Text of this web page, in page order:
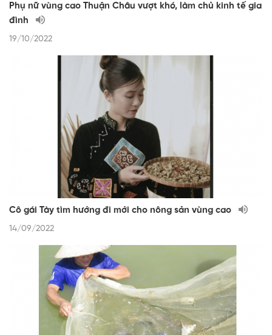
Phụ nữ vùng cao Thuận Châu vượt khó, làm chủ kinh tế gia
đình
19/10/2022
Cô gái Tày tìm hướng đi mới cho nông sản vùng cao
14/09/2022